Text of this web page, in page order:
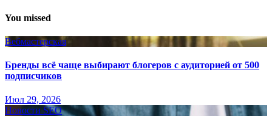
You missed
Вебмастерская
Бренды всё чаще выбирают блогеров с аудиторией от 500
подписчиков
Июл 29, 2026
Новости SEO